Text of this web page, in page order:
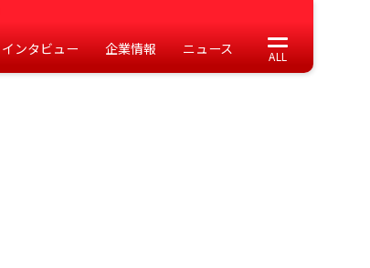
インタビュー 企業情報 ニュース